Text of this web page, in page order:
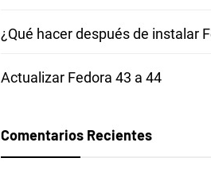
¿Qué hacer después de instalar
Actualizar Fedora 43 a 44
Comentarios Recientes